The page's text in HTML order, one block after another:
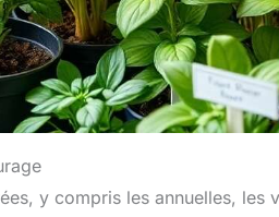
y compris les annuelles, les